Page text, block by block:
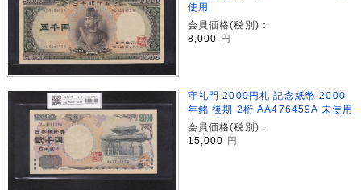
使用
会員価格(税別)：
8,000
円
守礼門 2000円札 記念紙幣 2000
年銘 後期 2桁 AA476459A 未使用
会員価格(税別)：
15,000 円